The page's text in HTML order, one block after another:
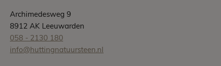
Archimedesweg 9
8912 AK Leeuwarden
058 - 2130 180
info@huttingnatuursteen.nl